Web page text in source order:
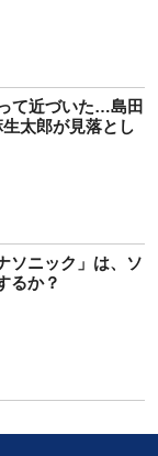
て近づいた…島田
太郎が見落とし
ソニック」は、ソ
るか？